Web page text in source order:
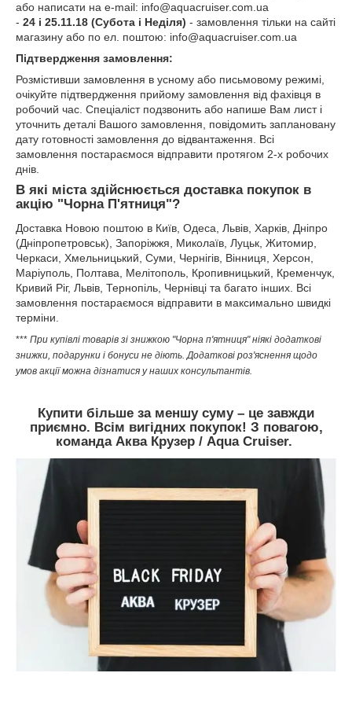
або написати на e-mail: info@aquacruiser.com.ua
- 24 і 25.11.18 (Субота і Неділя) - замовлення тільки на сайті
магазину або по ел. поштою: info@aquacruiser.com.ua
Підтвердження замовлення:
Розмістивши замовлення в усному або письмовому режимі,
очікуйте підтвердження прийому замовлення від фахівця в
робочий час. Спеціаліст подзвонить або напише Вам лист і
уточнить деталі Вашого замовлення, повідомить заплановану
дату готовності замовлення до відвантаження. Всі
замовлення постараємося відправити протягом 2-х робочих
днів.
В які міста здійснюється доставка покупок в
акцію "Чорна П'ятниця"?
Доставка Новою поштою в Київ, Одеса, Львів, Харків, Дніпро
(Дніпропетровськ), Запоріжжя, Миколаїв, Луцьк, Житомир,
Черкаси, Хмельницький, Суми, Чернігів, Вінниця, Херсон,
Маріуполь, Полтава, Мелітополь, Кропивницький, Кременчук,
Кривий Ріг, Львів, Тернопіль, Чернівці та багато інших. Всі
замовлення постараємося відправити в максимально швидкі
терміни.
*** При купівлі товарів зі знижкою "Чорна п'ятниця" ніякі додаткові
знижки, подарунки і бонуси не діють. Додаткові роз'яснення щодо
умов акції можна дізнатися у наших консультантів.
Купити більше за меншу суму – це завжди
приємно. Всім вигідних покупок! З повагою,
команда Аква Крузер / Aqua Cruiser.